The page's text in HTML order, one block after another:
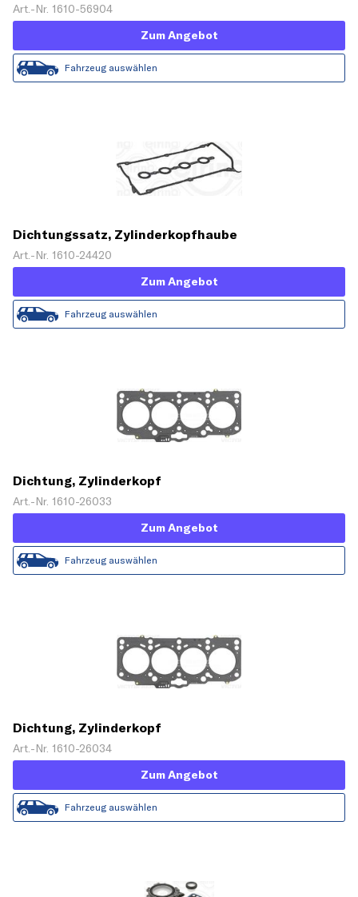
Art.-Nr. 1610-56904
Zum Angebot
Fahrzeug auswählen
Dichtungssatz, Zylinderkopfhaube
Art.-Nr. 1610-24420
Zum Angebot
Fahrzeug auswählen
Dichtung, Zylinderkopf
Art.-Nr. 1610-26033
Zum Angebot
Fahrzeug auswählen
Dichtung, Zylinderkopf
Art.-Nr. 1610-26034
Zum Angebot
Fahrzeug auswählen